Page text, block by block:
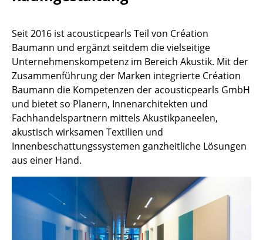
Hängeleuchten & Deckenleuchten
Tischleuchten
Schreibtischleuchten
Stehleuchten & Leseleuchten
Bodenleuchten
Wandleuchten
Outdoor-Leuchten
Akkuleuchten
... alle Leuchten
Seit 2016 ist acousticpearls Teil von Création
Baumann und ergänzt seitdem die vielseitige
Unternehmenskompetenz im Bereich Akustik. Mit der
Zusammenführung der Marken integrierte Création
Baumann die Kompetenzen der acousticpearls GmbH
und bietet so Planern, Innenarchitekten und
Fachhandelspartnern mittels Akustikpaneelen,
akustisch wirksamen Textilien und
Innenbeschattungssystemen ganzheitliche Lösungen
aus einer Hand.